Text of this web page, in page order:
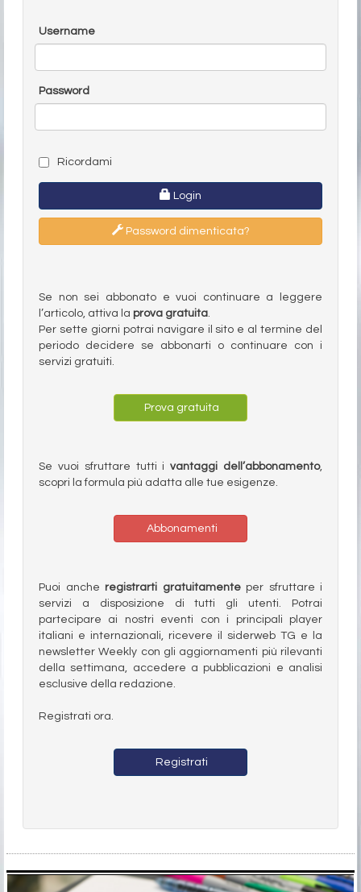
Username
Password
Ricordami
Login
Password dimenticata?
Se non sei abbonato e vuoi continuare a leggere
l’articolo, attiva la prova gratuita.
Per sette giorni potrai navigare il sito e al termine del
periodo decidere se abbonarti o continuare con i
servizi gratuiti.
Prova gratuita
Se vuoi sfruttare tutti ivantaggi dell’abbonamento,
scopri la formula più adatta alle tue esigenze.
Abbonamenti
Puoi anche registrarti gratuitamenteper sfruttare i
servizi a disposizione di tutti gli utenti. Potrai
partecipare ai nostri eventi con i principali player
italiani e internazionali, ricevere il siderweb TG e la
newsletter Weekly con gli aggiornamenti più rilevanti
della settimana, accedere a pubblicazioni e analisi
esclusive della redazione.
Registrati ora.
Registrati